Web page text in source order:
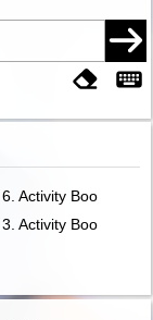
Activity Book
Activity Book